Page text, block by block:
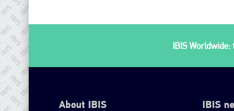
IBIS
About IBIS IBIS